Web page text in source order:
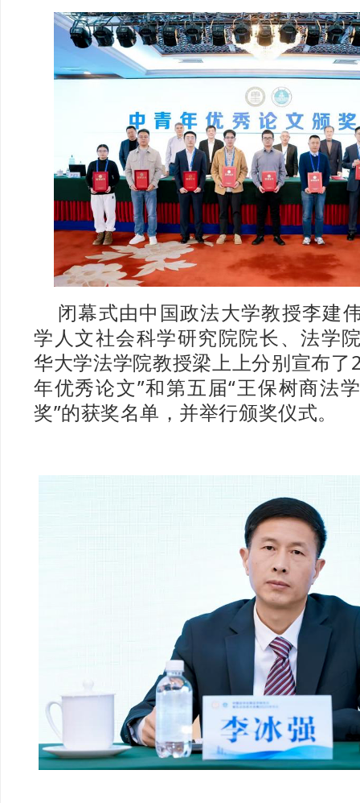
闭幕式由中国政法大学教授李建
学人文社会科学研究院院长、法学
华大学法学院教授梁上上分别宣布了
年优秀论文”和第五届“王保树商法
奖”的获奖名单，并举行颁奖仪式。